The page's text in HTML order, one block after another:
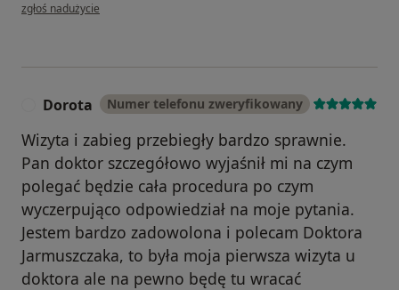
zgłoś nadużycie
Dorota Numer telefonu zweryfikowany
Wizyta i zabieg przebiegły bardzo sprawnie.
Pan doktor szczegółowo wyjaśnił mi na czym
polegać będzie cała procedura po czym
wyczerpująco odpowiedział na moje pytania.
Jestem bardzo zadowolona i polecam Doktora
Jarmuszczaka, to była moja pierwsza wizyta u
doktora ale na pewno będę tu wracać